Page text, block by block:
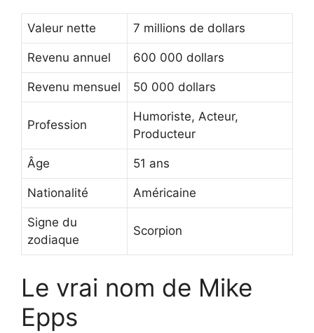
Valeur nette 7 millions de dollars
Revenu annuel 600 000 dollars
Revenu mensuel 50 000 dollars
Profession
Humoriste, Acteur,
Producteur
Âge 51 ans
Nationalité Américaine
Signe du
zodiaque
Scorpion
Le vrai nom de Mike
Epps